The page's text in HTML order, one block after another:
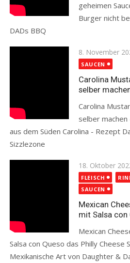
geheimen
Burger nicht
DADs BBQ
Posted
on
8. November
SAUCEN
Carolina
selber
Carolina
selber machen
aus dem Süden Carolina - Rezept
Sizzlezone
Posted
on
18. Oktober
FLEISCH
SAUCEN
Mexican
mit Salsa con
Mexican
Salsa con Queso das Philly Cheese
Mexikanische Art von Daughter &